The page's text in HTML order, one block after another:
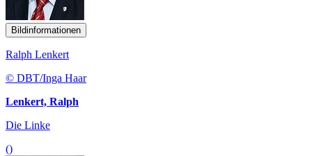
Bildinformationen
Ralph Lenkert
© DBT/Inga Haar
Lenkert, Ralph
Die Linke
()